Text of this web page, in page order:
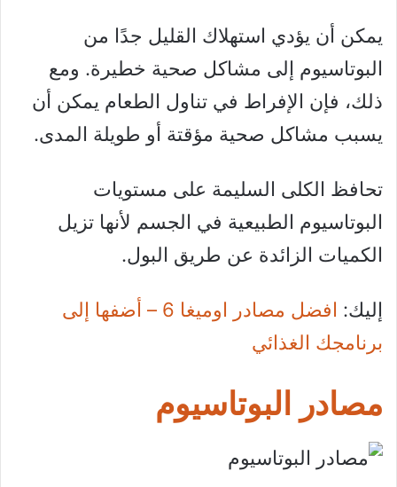
يمكن أن يؤدي استهلاك القليل جدًا من
البوتاسيوم إلى مشاكل صحية خطيرة. ومع
ذلك، فإن الإفراط في تناول الطعام يمكن أن
يسبب مشاكل صحية مؤقتة أو طويلة المدى.
تحافظ الكلى السليمة على مستويات
البوتاسيوم الطبيعية في الجسم لأنها تزيل
الكميات الزائدة عن طريق البول.
إليك:
افضل مصادر اوميغا 6 – أضفها إلى
برنامجك الغذائي
مصادر البوتاسيوم